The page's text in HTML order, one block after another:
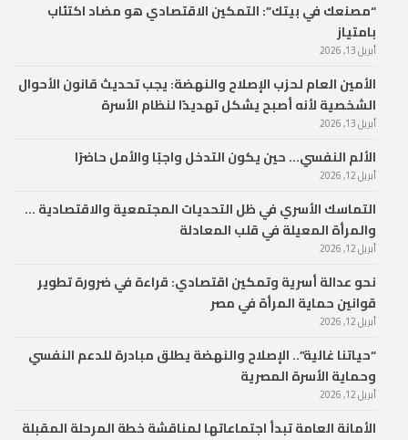
“مصنعك في بيتك”: التمكين الاقتصادي هو مضاد اكتئاب
بامتياز
أبريل 13, 2026
الأمين العام لحزب الإصلاح والنهضة: يجب تحديث قانون الأحوال
الشخصية لأنه أصبح يشكل تهديدًا لنظام الأسرة
أبريل 13, 2026
الألم النفسي… حين يكون التدخل واجبًا والأمل حاضرًا
أبريل 12, 2026
التماسك الأسري في ظل التحديات المجتمعية والاقتصادية …
والمرأة المعيلة في قلب المعادلة
أبريل 12, 2026
نحو عدالة أسرية وتمكين اقتصادي: قراءة في ضرورة تطوير
قوانين حماية المرأة في مصر
أبريل 12, 2026
“حياتنا غالية”.. الإصلاح والنهضة يطلق مبادرة للدعم النفسي
وحماية الأسرة المصرية
أبريل 12, 2026
الأمانة العامة تبدأ اجتماعاتها لمناقشة خطة المرحلة المقبلة